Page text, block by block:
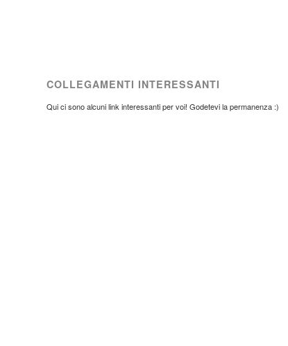
COLLEGAMENTI INTERESSANTI
Qui ci sono alcuni link interessanti per voi! Godetevi la permanenza :)